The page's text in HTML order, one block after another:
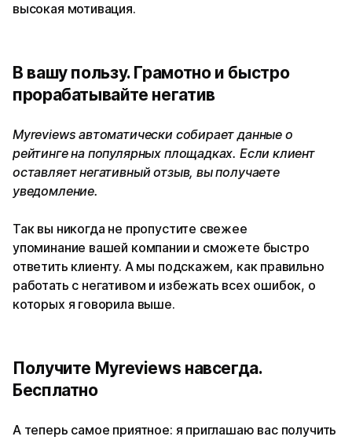
высокая мотивация.
В вашу пользу. Грамотно и быстро
прорабатывайте негатив
Myreviews автоматически собирает данные о
рейтинге на популярных площадках. Если клиент
оставляет негативный отзыв, вы получаете
уведомление.
Так вы никогда не пропустите свежее
упоминание вашей компании и сможете быстро
ответить клиенту. А мы подскажем, как правильно
работать с негативом и избежать всех ошибок, о
которых я говорила выше.
Получите Myreviews навсегда.
Бесплатно
А теперь самое приятное: я приглашаю вас получить